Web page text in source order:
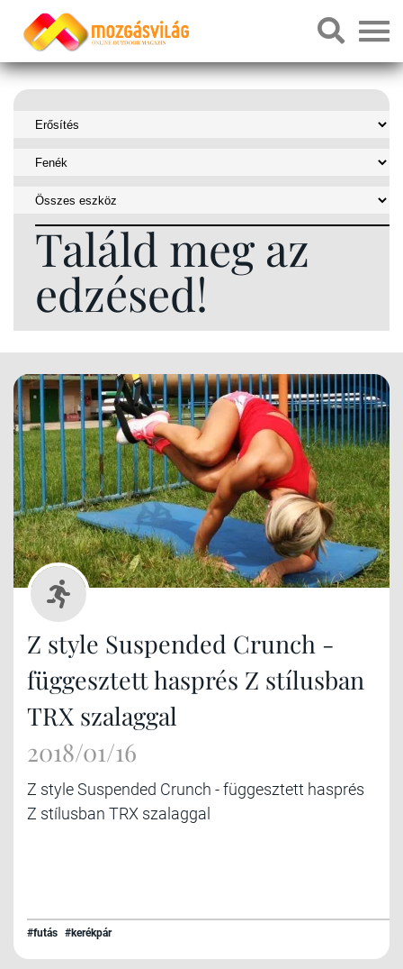
Találd meg az
edzésed!
Z style Suspended Crunch -
függesztett hasprés Z stílusban
TRX szalaggal
2018/01/16
Z style Suspended Crunch - függesztett hasprés
Z stílusban TRX szalaggal
#futás #kerékpár